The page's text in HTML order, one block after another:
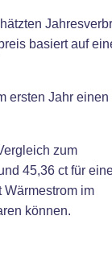
basiert auf
ersten Jahr einen
zum
45,36 ct für
Wärmestrom im
können.